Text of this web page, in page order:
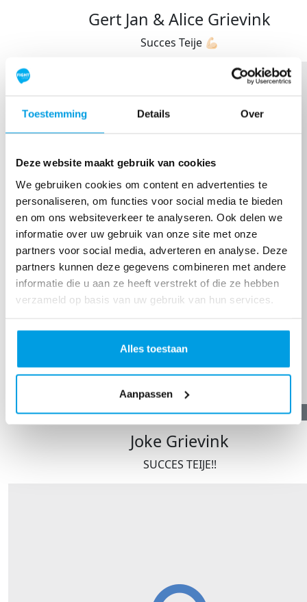
Toestemming Details Over
Deze website maakt gebruik van cookies
We gebruiken cookies om content en advertenties te
personaliseren, om functies voor social media te bieden
en om ons websiteverkeer te analyseren. Ook delen we
informatie over uw gebruik van onze site met onze
partners voor social media, adverteren en analyse. Deze
partners kunnen deze gegevens combineren met andere
informatie die u aan ze heeft verstrekt of die ze hebben
verzameld op basis van uw gebruik van hun services.
Alles toestaan
Aanpassen
Gert Jan & Alice Grievink
Succes Teije 💪🏻
21,19
Joke Grievink
SUCCES TEIJE!!